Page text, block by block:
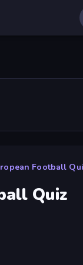
Football
Quiz